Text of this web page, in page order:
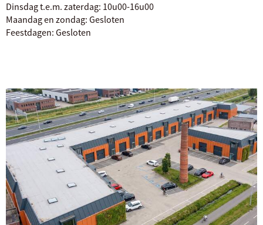
Dinsdag t.e.m. zaterdag: 10u00-16u00
Maandag en zondag: Gesloten
Feestdagen: Gesloten